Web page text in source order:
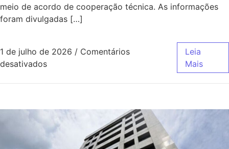
meio de acordo de cooperação técnica. As informações
foram divulgadas […]
1 de julho de 2026 / Comentários
desativados
Leia
Mais